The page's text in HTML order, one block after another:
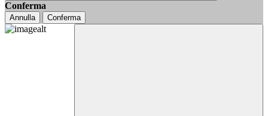
Conferma
Annulla Conferma